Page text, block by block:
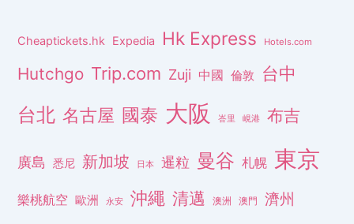
Cheaptickets.hk Expedia Hk Express Hotels.com
Hutchgo Trip.com Zuji 中國 倫敦 台中
台北 名古屋 國泰 大阪 峇里 峴港 布吉
廣島 悉尼 新加坡 日本 暹粒 曼谷 札幌 東京
樂桃航空 歐洲 永安 沖繩 清邁 澳洲 澳門 濟州